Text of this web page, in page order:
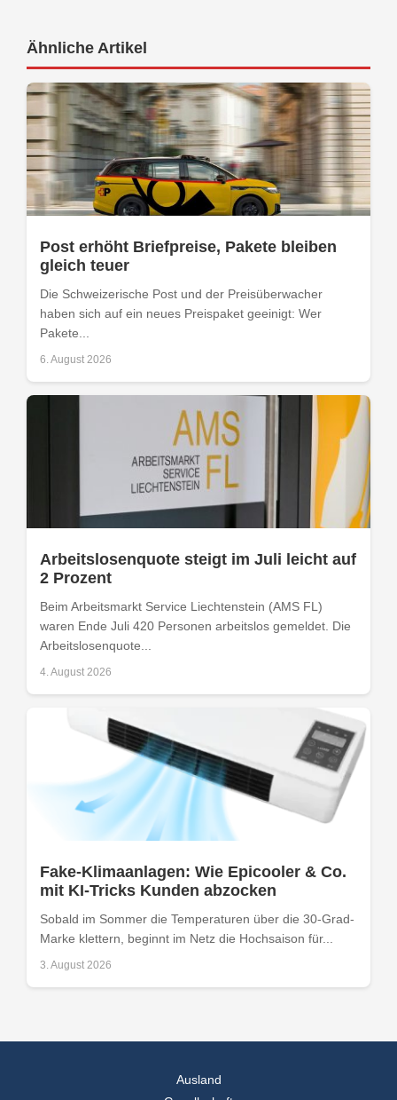
Ähnliche Artikel
Post erhöht Briefpreise, Pakete bleiben
gleich teuer
Die Schweizerische Post und der Preisüberwacher
haben sich auf ein neues Preispaket geeinigt: Wer
Pakete...
6. August 2026
Arbeitslosenquote steigt im Juli leicht auf
2 Prozent
Beim Arbeitsmarkt Service Liechtenstein (AMS FL)
waren Ende Juli 420 Personen arbeitslos gemeldet. Die
Arbeitslosenquote...
4. August 2026
Fake-Klimaanlagen: Wie Epicooler & Co.
mit KI-Tricks Kunden abzocken
Sobald im Sommer die Temperaturen über die 30-Grad-
Marke klettern, beginnt im Netz die Hochsaison für...
3. August 2026
Ausland